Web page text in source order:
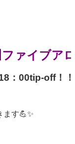
ァイブア
：00tip-off！！
ます💪✨